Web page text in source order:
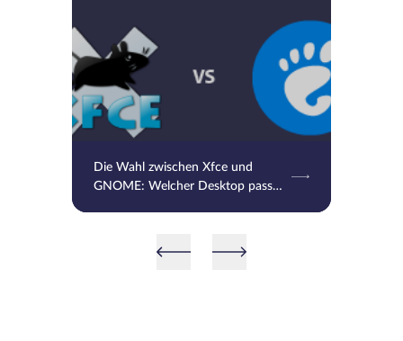
Die Wahl zwischen Xfce und
GNOME: Welcher Desktop passt